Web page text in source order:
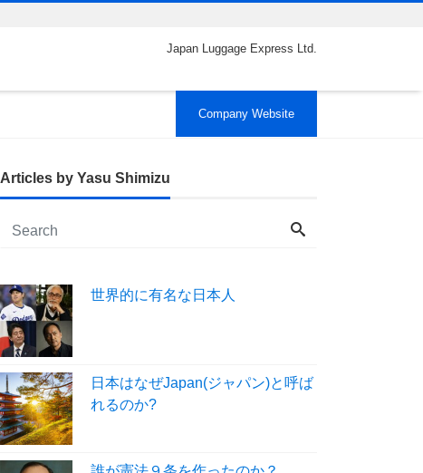
Japan Luggage Express Ltd.
Company Website
Articles by Yasu Shimizu
世界的に有名な日本人
日本はなぜJapan(ジャパン)と呼ば
れるのか?